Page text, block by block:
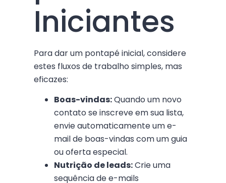
Iniciantes
Para dar um pontapé inicial, considere
estes fluxos de trabalho simples, mas
eficazes:
Boas-vindas:Quando um novo
contato se inscreve em sua lista,
envie automaticamente um e-
mail de boas-vindas com um guia
ou oferta especial.
Nutrição de leads:Crie uma
sequência de e-mails